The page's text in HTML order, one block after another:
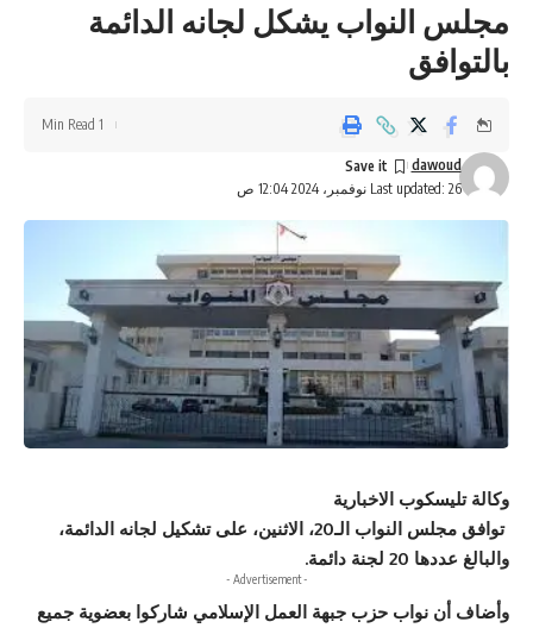
مجلس النواب يشكل لجانه الدائمة
بالتوافق
Last updated: 26 نوفمبر، 2024 12:04 ص
dawoud
1 Min Read
وكالة تليسكوب الاخبارية
توافق مجلس النواب الـ20، الاثنين، على تشكيل لجانه الدائمة،
والبالغ عددها 20 لجنة دائمة.
- Advertisement -
وأضاف أن نواب حزب جبهة العمل الإسلامي شاركوا بعضوية جميع